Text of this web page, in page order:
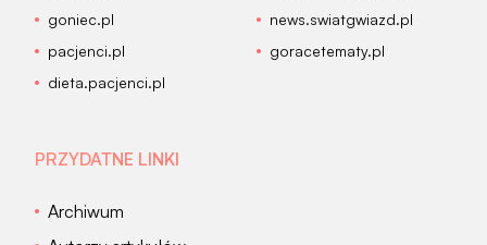
goniec.pl
news.swiatgwiazd.pl
pacjenci.pl
goracetematy.pl
dieta.pacjenci.pl
PRZYDATNE LINKI
Archiwum